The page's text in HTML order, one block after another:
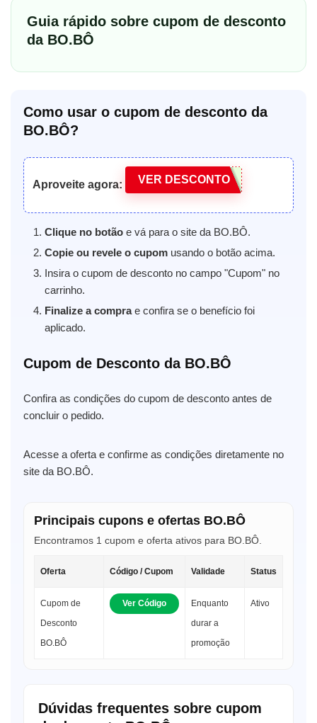
Guia rápido sobre cupom de desconto
da BO.BÔ
Como usar o cupom de desconto da
BO.BÔ?
Aproveite agora: VER DESCONTO
Clique no botão e vá para o site da BO.BÔ.
Copie ou revele o cupom usando o botão acima.
Insira o cupom de desconto no campo "Cupom" no
carrinho.
Finalize a comprae confira se o benefício foi
aplicado.
Cupom de Desconto da BO.BÔ
Confira as condições do cupom de desconto antes de
concluir o pedido.
Acesse a oferta e confirme as condições diretamente no
site da BO.BÔ.
Principais cupons e ofertas BO.BÔ
Encontramos 1 cupom e oferta ativos para BO.BÔ.
Oferta Código / Cupom Validade Status
Cupom de
Desconto
BO.BÔ
Ver Código
Enquanto
durar a
promoção
Ativo
Dúvidas frequentes sobre cupom